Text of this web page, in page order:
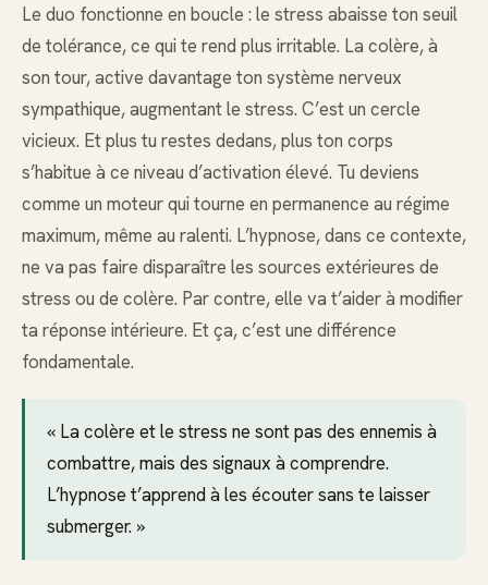
Le duo fonctionne en boucle : le stress abaisse ton seuil
de tolérance, ce qui te rend plus irritable. La colère, à
son tour, active davantage ton système nerveux
sympathique, augmentant le stress. C’est un cercle
vicieux. Et plus tu restes dedans, plus ton corps
s’habitue à ce niveau d’activation élevé. Tu deviens
comme un moteur qui tourne en permanence au régime
maximum, même au ralenti. L’hypnose, dans ce contexte,
ne va pas faire disparaître les sources extérieures de
stress ou de colère. Par contre, elle va t’aider à modifier
ta réponse intérieure. Et ça, c’est une différence
fondamentale.
« La colère et le stress ne sont pas des ennemis à
combattre, mais des signaux à comprendre.
L’hypnose t’apprend à les écouter sans te laisser
submerger. »